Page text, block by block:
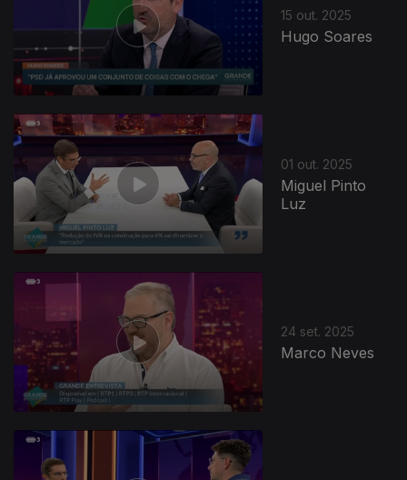
15 out. 2025
Hugo Soares
01 out. 2025
Miguel Pinto
Luz
24 set. 2025
Marco Neves